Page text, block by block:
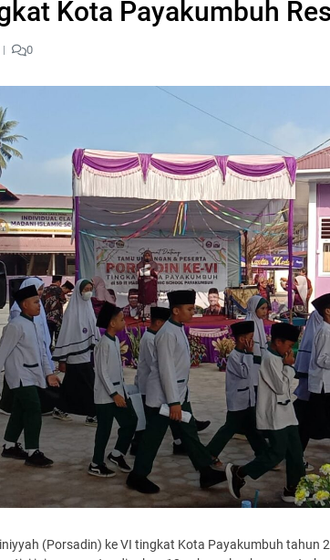
Kota Payakumbuh
0
(Porsadin) ke VI tingkat Kota Payakumbuh tahun